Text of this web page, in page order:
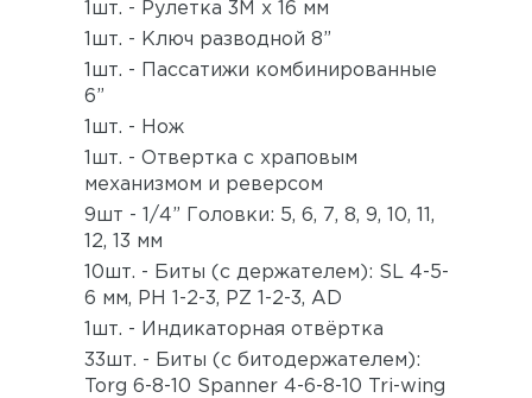
1шт. - Рулетка 3М х 16 мм
1шт. - Ключ разводной 8”
1шт. - Пассатижи комбинированные
6”
1шт. - Нож
1шт. - Отвертка с храповым
механизмом и реверсом
9шт - 1/4” Головки: 5, 6, 7, 8, 9, 10, 11,
12, 13 мм
10шт. - Биты (с держателем): SL 4-5-
6 мм, PH 1-2-3, PZ 1-2-3, AD
1шт. - Индикаторная отвёртка
33шт. - Биты (с битодержателем):
Torg 6-8-10 Spanner 4-6-8-10 Tri-wing